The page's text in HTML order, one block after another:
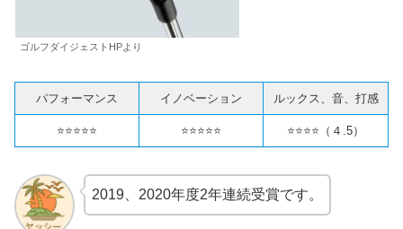
ゴルフダイジェストHPより
パフォーマンス イノベーション ルックス、音、打感
⭐️⭐️⭐️⭐️⭐️ ⭐️⭐️⭐️⭐️⭐️ ⭐️⭐️⭐️⭐️（４.5）
2019、2020年度2年連続受賞です。